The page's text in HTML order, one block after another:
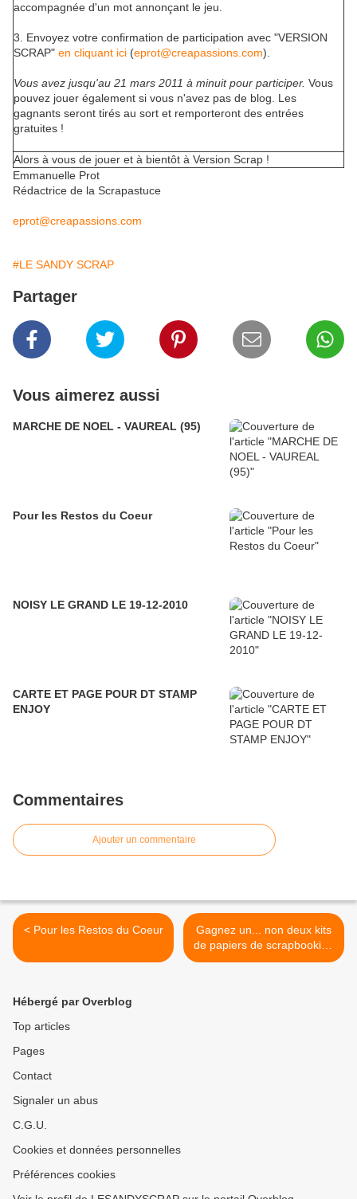
accompagnée d'un mot annonçant le jeu.
3. Envoyez votre confirmation de participation avec "VERSION
SCRAP" en cliquant ici (eprot@creapassions.com).
Vous avez jusqu'au 21 mars 2011 à minuit pour participer. Vous
pouvez jouer également si vous n'avez pas de blog. Les
gagnants seront tirés au sort et remporteront des entrées
gratuites !
Alors à vous de jouer et à bientôt à Version Scrap !
Emmanuelle Prot
Rédactrice de la Scrapastuce
eprot@creapassions.com
#LE SANDY SCRAP
Partager
Vous aimerez aussi
MARCHE DE NOEL - VAUREAL (95)
Pour les Restos du Coeur
NOISY LE GRAND LE 19-12-2010
CARTE ET PAGE POUR DT STAMP
ENJOY
Commentaires
Ajouter un commentaire
< Pour les Restos du Coeur
Gagnez un... non deux kits
de papiers de scrapbooking
de la marque polonaise I
Hébergé par Overblog
Top articles
Pages
Contact
Signaler un abus
C.G.U.
Cookies et données personnelles
Préférences cookies